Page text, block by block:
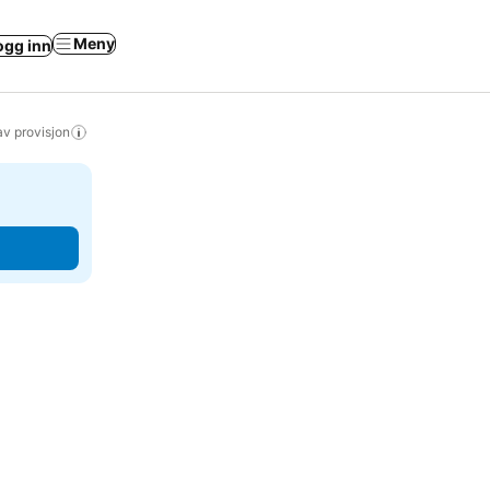
inn Meny
provisjon